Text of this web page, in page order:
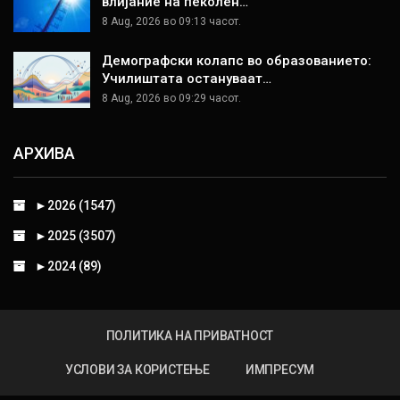
8 Aug, 2026 во 09:13 часот.
Демографски колапс во образованието:
Училиштата остануваат…
8 Aug, 2026 во 09:29 часот.
АРХИВА
► 2026 (1547)
► 2025 (3507)
► 2024 (89)
ПОЛИТИКА НА ПРИВАТНОСТ
УСЛОВИ ЗА КОРИСТЕЊЕ ИМПРЕСУМ